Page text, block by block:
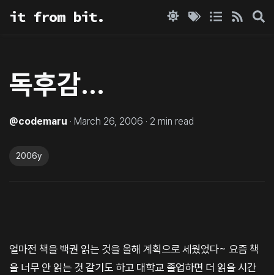
it from bit.
독후감...
@codemaru · March 26, 2006 · 2 min read
2006y
얼마전 책을 백권 읽는 것을 올해 계획으로 세웠었다~ 요즘 책
을 너무 안 읽는 것 같기도 하고 대학교 졸업하면 더 읽을 시간